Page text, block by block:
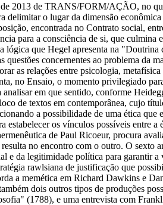
2013 de TRANS/FORM/AÇÃO, no
delimitar o lugar da dimensão
encontrada no Contrato social,
para a consciência de si, que
lógica que Hegel apresenta na
questões concernentes ao problema da
as relações entre psicologia,
no Ensaio, o momento privilegiado
em que sentido, conforme
de textos em contemporânea, cujo
a possibilidade de uma ética
estabelecer os vínculos possíveis entre
de Paul Ricoeur, procura
no encontro com o outro. O
e da legitimidade política para garantir
rawlsiana de justificação que
a memética em Richard Dawkins e
dois outros tipos de produções
(1788), e uma entrevista com